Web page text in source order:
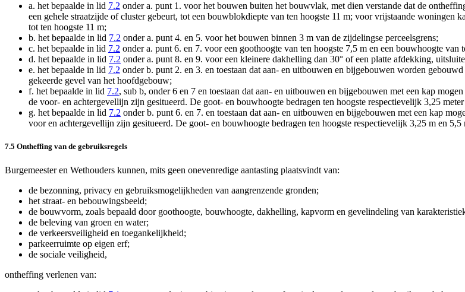
a. het bepaalde in lid 7.2 onder a. punt 1. voor het bouwen buiten het bouwvlak, met dien verstande dat de
een gehele straatzijde of cluster gebeurt, tot een bouwblokdiepte van ten hoogste 11 m; voor vrijstaande
tot ten hoogste 11 m;
b. het bepaalde in lid 7.2 onder a. punt 4. en 5. voor het bouwen binnen 3 m van de zijdelingse perceelsgrens;
c. het bepaalde in lid 7.2 onder a. punt 6. en 7. voor een goothoogte van ten hoogste 7,5 m en een bouwhoogte van
d. het bepaalde in lid 7.2 onder a. punt 8. en 9. voor een kleinere dakhelling dan 30° of een platte afdekking,
e. het bepaalde in lid 7.2 onder b. punt 2. en 3. en toestaan dat aan- en uitbouwen en bijgebouwen worden
gekeerde gevel van het hoofdgebouw;
f. het bepaalde in lid 7.2, sub b, onder 6 en 7 en toestaan dat aan- en uitbouwen en bijgebouwen met een kap
de voor- en achtergevellijn zijn gesitueerd. De goot- en bouwhoogte bedragen ten hoogste respectievelijk 3,25 meter
g. het bepaalde in lid 7.2 onder b. punt 6. en 7. en toestaan dat aan- en uitbouwen en bijgebouwen met een kap
voor en achtergevellijn zijn gesitueerd. De goot- en bouwhoogte bedragen ten hoogste respectievelijk 3,25 m en 5,5
7.5 Ontheffing van de gebruiksregels
Burgemeester en Wethouders kunnen, mits geen onevenredige aantasting plaatsvindt van:
de bezonning, privacy en gebruiksmogelijkheden van aangrenzende gronden;
het straat- en bebouwingsbeeld;
de bouwvorm, zoals bepaald door goothoogte, bouwhoogte, dakhelling, kapvorm en gevelindeling van
de beleving van groen en water;
de verkeersveiligheid en toegankelijkheid;
parkeerruimte op eigen erf;
de sociale veiligheid,
ontheffing verlenen van: